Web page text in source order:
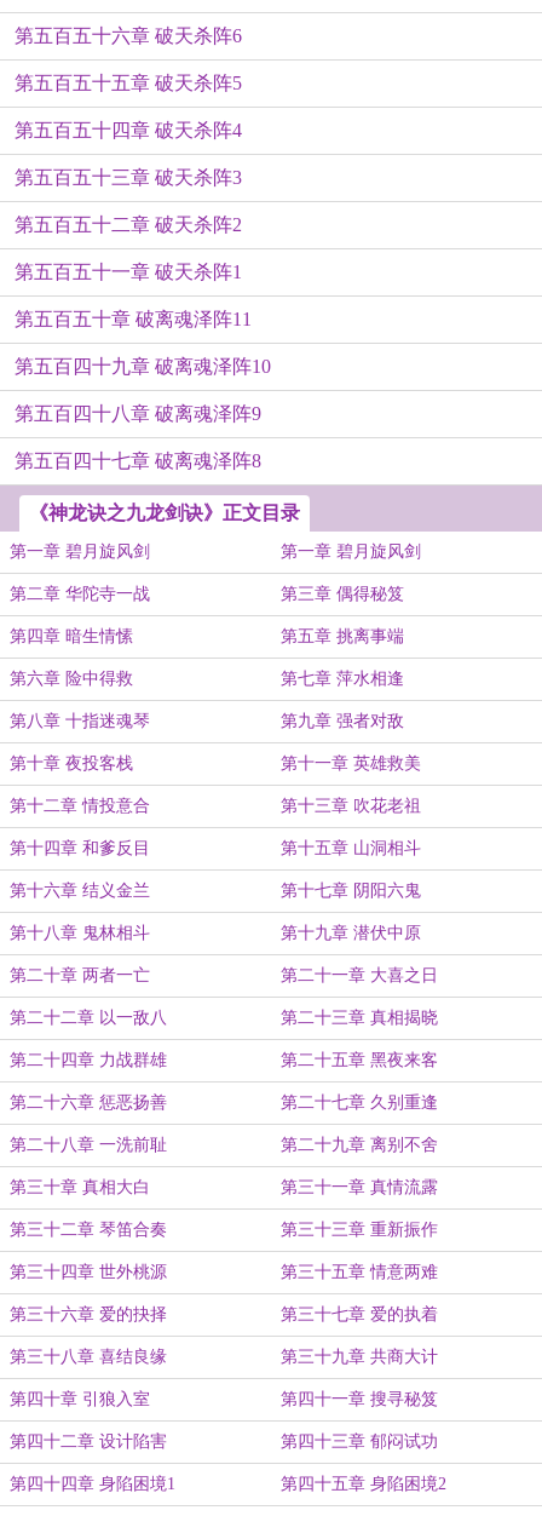
第五百五十六章 破天杀阵6
第五百五十五章 破天杀阵5
第五百五十四章 破天杀阵4
第五百五十三章 破天杀阵3
第五百五十二章 破天杀阵2
第五百五十一章 破天杀阵1
第五百五十章 破离魂泽阵11
第五百四十九章 破离魂泽阵10
第五百四十八章 破离魂泽阵9
第五百四十七章 破离魂泽阵8
《神龙诀之九龙剑诀》正文目录
第一章 碧月旋风剑 第一章 碧月旋风剑
第二章 华陀寺一战 第三章 偶得秘笈
第四章 暗生情愫 第五章 挑离事端
第六章 险中得救 第七章 萍水相逢
第八章 十指迷魂琴 第九章 强者对敌
第十章 夜投客栈 第十一章 英雄救美
第十二章 情投意合 第十三章 吹花老祖
第十四章 和爹反目 第十五章 山洞相斗
第十六章 结义金兰 第十七章 阴阳六鬼
第十八章 鬼林相斗 第十九章 潜伏中原
第二十章 两者一亡 第二十一章 大喜之日
第二十二章 以一敌八 第二十三章 真相揭晓
第二十四章 力战群雄 第二十五章 黑夜来客
第二十六章 惩恶扬善 第二十七章 久别重逢
第二十八章 一洗前耻 第二十九章 离别不舍
第三十章 真相大白 第三十一章 真情流露
第三十二章 琴笛合奏 第三十三章 重新振作
第三十四章 世外桃源 第三十五章 情意两难
第三十六章 爱的抉择 第三十七章 爱的执着
第三十八章 喜结良缘 第三十九章 共商大计
第四十章 引狼入室 第四十一章 搜寻秘笈
第四十二章 设计陷害 第四十三章 郁闷试功
第四十四章 身陷困境1 第四十五章 身陷困境2